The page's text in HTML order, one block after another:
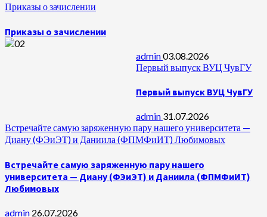
Приказы о зачислении
Приказы о зачислении
admin03.08.2026
Первый выпуск ВУЦ ЧувГУ
Первый выпуск ВУЦ ЧувГУ
admin 31.07.2026
Встречайте самую заряженную пару нашего университета —
Диану (ФЭиЭТ) и Даниила (ФПМФиИТ) Любимовых
Встречайте самую заряженную пару нашего
университета — Диану (ФЭиЭТ) и Даниила (ФПМФиИТ)
Любимовых
admin 26.07.2026